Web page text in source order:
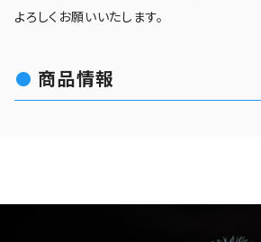
よろしくお願いいたします。
商品情報